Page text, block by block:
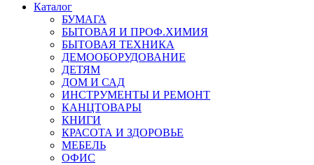
Каталог
БУМАГА
БЫТОВАЯ И ПРОФ.ХИМИЯ
БЫТОВАЯ ТЕХНИКА
ДЕМООБОРУДОВАНИЕ
ДЕТЯМ
ДОМ И САД
ИНСТРУМЕНТЫ И РЕМОНТ
КАНЦТОВАРЫ
КНИГИ
КРАСОТА И ЗДОРОВЬЕ
МЕБЕЛЬ
ОФИС